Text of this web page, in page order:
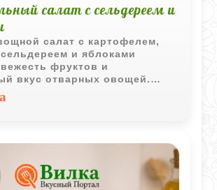
салат с сельдереем и
салат с картофелем,
и яблоками
фруктов и
вкус отварных овощей.
и сметанная заправка
более выразительным и